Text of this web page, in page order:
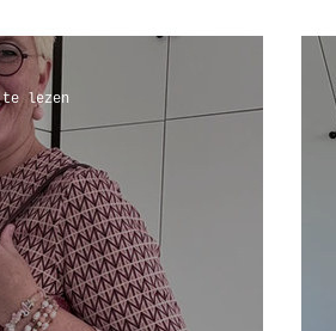
te lezen